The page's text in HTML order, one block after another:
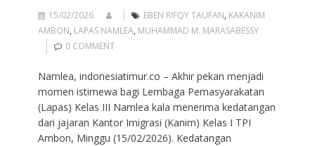
15/02/2026 EBEN RIFQY TAUFAN, KAKANIM
AMBON, LAPAS NAMLEA, MUHAMMAD M. MARASABESSY
0 COMMENT
Namlea, indonesiatimur.co – Akhir pekan menjadi
momen istimewa bagi Lembaga Pemasyarakatan
(Lapas) Kelas III Namlea kala menerima kedatangan
dari jajaran Kantor Imigrasi (Kanim) Kelas I TPI
Ambon, Minggu (15/02/2026). Kedatangan